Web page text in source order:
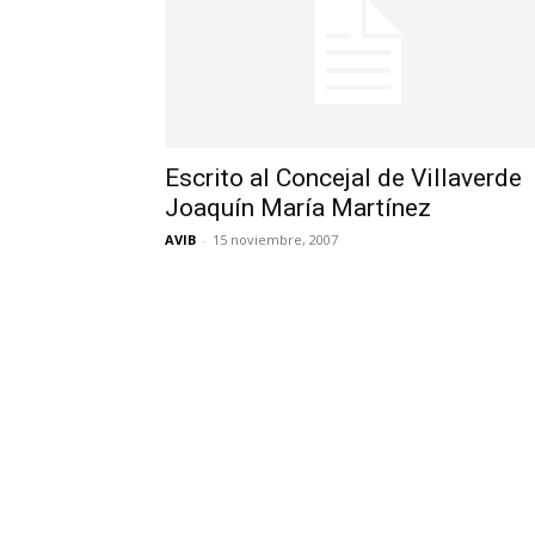
Escrito al Concejal de Villaverde
Joaquín María Martínez
AVIB - 15 noviembre, 2007